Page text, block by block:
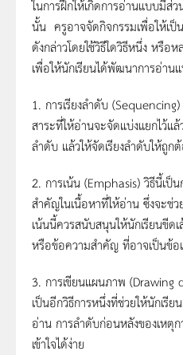
ในการฝึกให้เกิดการอ่านแบบมี
นั้น ครูอาจจัดกิจกรรมเพื่อให้เป็
ดังกล่าวโดยใช้วิธีใดวิธีหนึ่ง หรือ
เพื่อให้นักเรียนได้พัฒนาการอ่าน
1. การเรียงลำดับ
สาระที่ให้อ่านจะจัดแบ่งแยกไว้แ
ลำดับ แล้วให้จัดเรียงลำดับให้ถูก
2. การเน้น (Emphasis) วิธีนี้เป็
สำคัญในเนื้อหาที่ให้อ่าน ซึ่งจะช่
เน้นนี้ควรสนับสนุนให้นักเรียนขีด
หรือข้อความสำคัญ ที่อาจเป็นข้อ
3. การเขียนแผนภาพ (Drawing
เป็นอีกวิธีการหนึ่งที่ช่วยให้นักเรี
อ่าน การลำดับก่อนหลังของเหตุ
เข้าใจได้ง่าย